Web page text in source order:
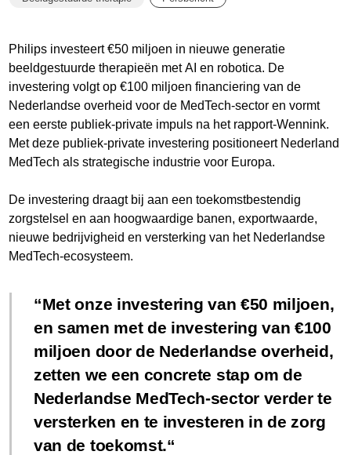
Philips investeert €50 miljoen in nieuwe generatie
beeldgestuurde therapieën met AI en robotica. De
investering volgt op €100 miljoen financiering van de
Nederlandse overheid voor de MedTech-sector en vormt
een eerste publiek-private impuls na het rapport-Wennink.
Met deze publiek-private investering positioneert Nederland
MedTech als strategische industrie voor Europa.
De investering draagt bij aan een toekomstbestendig
zorgstelsel en aan hoogwaardige banen, exportwaarde,
nieuwe bedrijvigheid en versterking van het Nederlandse
MedTech-ecosysteem.
Met onze investering van €50 miljoen,
en samen met de investering van €100
miljoen door de Nederlandse overheid,
zetten we een concrete stap om de
Nederlandse MedTech-sector verder te
versterken en te investeren in de zorg
van de toekomst.